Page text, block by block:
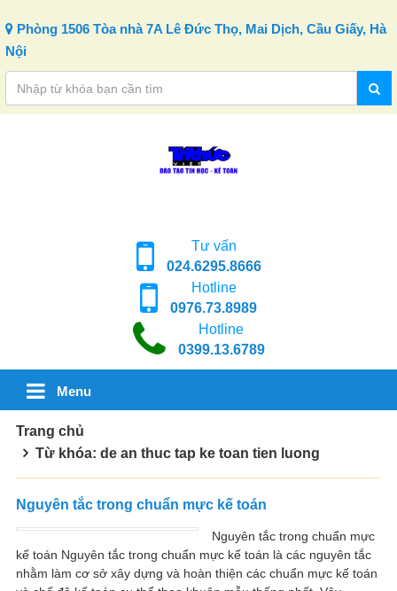
Phòng 1506 Tòa nhà 7A Lê Đức Thọ, Mai Dịch, Cầu Giấy, Hà
Nội
Tư vấn
024.6295.8666
Hotline
0976.73.8989
Hotline
0399.13.6789
Menu
Trang chủ
Từ khóa: de an thuc tap ke toan tien luong
Nguyên tắc trong chuẩn mực kế toán
Nguyên tắc trong chuẩn mực
kế toán Nguyên tắc trong chuẩn mực kế toán là các nguyên tắc
nhằm làm cơ sở xây dựng và hoàn thiện các chuẩn mực kế toán